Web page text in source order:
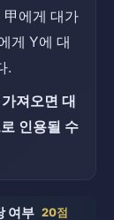
甲에게 대가
게 Y에 대
.
져오면 대
인용될 수
여부 20점